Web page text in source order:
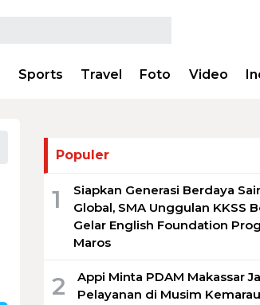
Sports Travel Foto Video
Populer
1
Siapkan Generasi Berdaya
Global, SMA Unggulan KKSS
Gelar English Foundation
Maros
2
Appi Minta PDAM Makassar
Pelayanan di Musim Kemarau